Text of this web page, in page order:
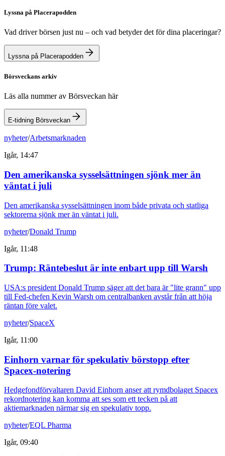
Lyssna på Placerapodden
Vad driver börsen just nu – och vad betyder det för dina placeringar?
Lyssna på Placerapodden
Börsveckans arkiv
Läs alla nummer av Börsveckan här
E-tidning Börsveckan
nyheter/Arbetsmarknaden
Igår, 14:47
Den amerikanska sysselsättningen sjönk mer än
väntat i juli
Den amerikanska sysselsättningen inom både privata och statliga
sektorerna sjönk mer än väntat i juli.
nyheter/Donald Trump
Igår, 11:48
Trump: Räntebeslut är inte enbart upp till Warsh
USA:s president Donald Trump säger att det bara är "lite grann" upp
till Fed-chefen Kevin Warsh om centralbanken avstår från att höja
räntan före valet.
nyheter/SpaceX
Igår, 11:00
Einhorn varnar för spekulativ börstopp efter
Spacex-notering
Hedgefondförvaltaren David Einhorn anser att rymdbolaget Spacex
rekordnotering kan komma att ses som ett tecken på att
aktiemarknaden närmar sig en spekulativ topp.
nyheter/EQL Pharma
Igår, 09:40